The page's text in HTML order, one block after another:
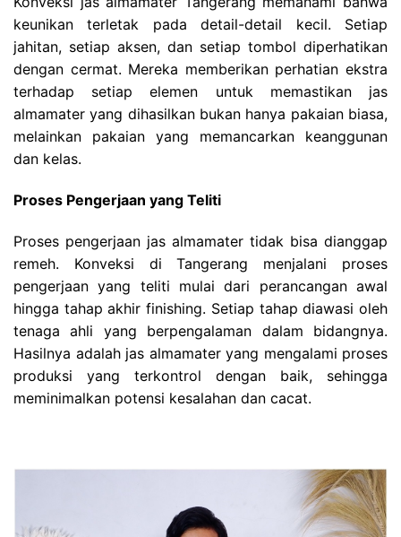
keunikan terletak pada detail-detail kecil. Setiap
jahitan, setiap aksen, dan setiap tombol diperhatikan
dengan cermat. Mereka memberikan perhatian ekstra
terhadap setiap elemen untuk memastikan jas
almamater yang dihasilkan bukan hanya pakaian biasa,
melainkan pakaian yang memancarkan keanggunan
dan kelas.
Proses Pengerjaan yang Teliti
Proses pengerjaan jas almamater tidak bisa dianggap
remeh. Konveksi di Tangerang menjalani proses
pengerjaan yang teliti mulai dari perancangan awal
hingga tahap akhir finishing. Setiap tahap diawasi oleh
tenaga ahli yang berpengalaman dalam bidangnya.
Hasilnya adalah jas almamater yang mengalami proses
produksi yang terkontrol dengan baik, sehingga
meminimalkan potensi kesalahan dan cacat.